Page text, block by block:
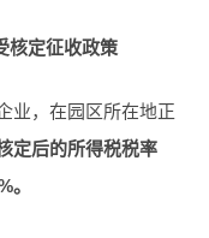
核定征收政策
业，在园区所在地正
定后的所得税税率
。